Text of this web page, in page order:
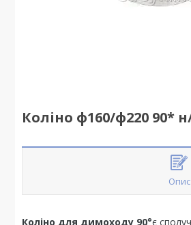
Коліно ф160/ф220 90*
Опис
Коліно для димоходу 90°є